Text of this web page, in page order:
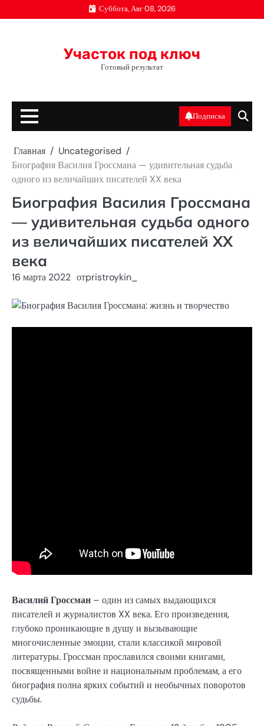
к
Суббота, Авг 08, 2026
Участок под ключ
Готовый результат
Подписка
Главная
Uncategorised
Биография Василия Гроссмана — удивительная судьба
одного из величайших писателей XX века
Биография Василия Гроссмана
— удивительная судьба одного
из величайших писателей XX
века
16 марта 2022 отpristroykin_
Василий Гроссман – один из самых выдающихся
писателей и журналистов XX века. Его произведения,
глубоко проникающие в душу и вызывающие
многочисленные эмоции, стали классикой мировой
литературы. Гроссман прославился своими книгами,
посвященными войне и национальным проблемам, а его
биография полна ярких событий и необычных поворотов
судьбы.